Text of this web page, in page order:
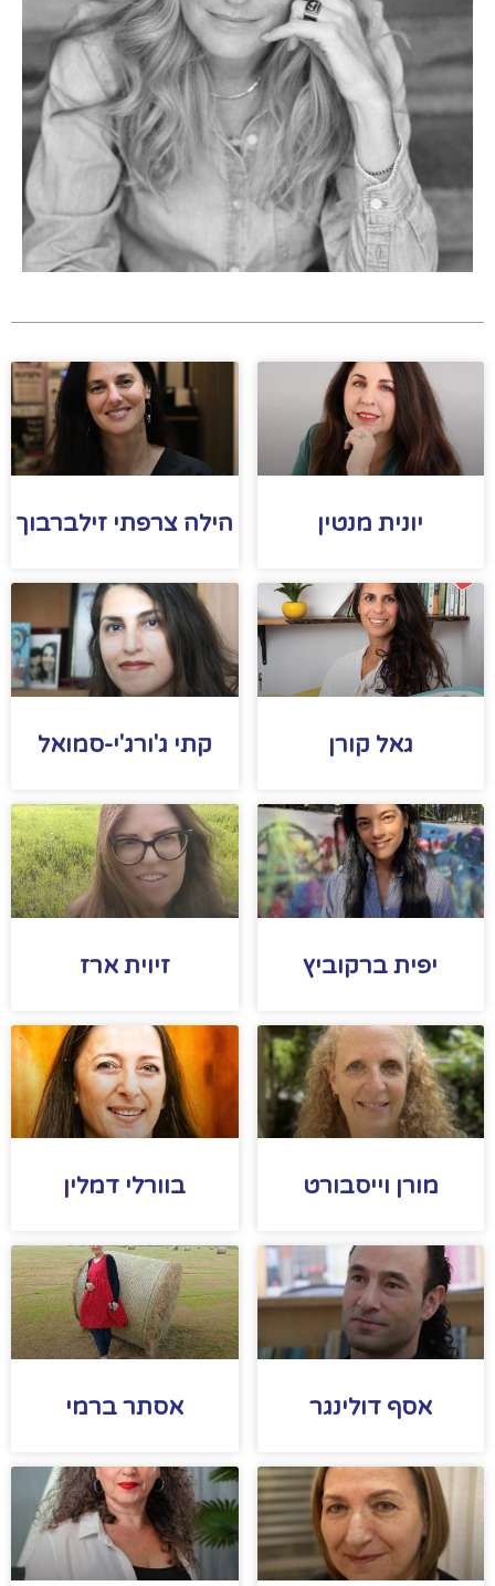
יונית מנטין הילה צרפתי זילברבוך
גאל קורן קתי ג'ורג'י-סמואל
יפית ברקוביץ זיוית ארז
מורן וייסבורט בוורלי דמלין
אסף דולינגר אסתר ברמי